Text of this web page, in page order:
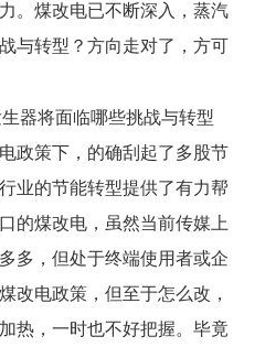
。煤改电已不断深入，蒸汽
与转型？方向走对了，方可
政策下，的确刮起了多股节
业的节能转型提供了有力帮
的煤改电，虽然当前传媒上
多，但处于终端使用者或企
改电政策，但至于怎么改，
热，一时也不好把握。毕竟